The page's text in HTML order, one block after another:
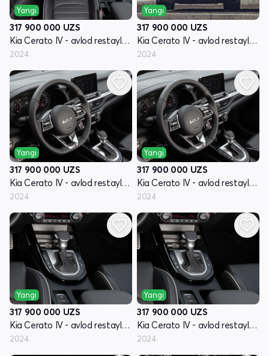
Yangi
317 900 000 UZS
Kia Cerato IV - avlod restayling
2024
Yangi
317 900 000 UZS
Kia Cerato IV - avlod restayling
2024
Yangi
317 900 000 UZS
Kia Cerato IV - avlod restayling
2024
Yangi
317 900 000 UZS
Kia Cerato IV - avlod restayling
2024
Yangi
317 900 000 UZS
Kia Cerato IV - avlod restayling
2024
Yangi
317 900 000 UZS
Kia Cerato IV - avlod restayling
2024